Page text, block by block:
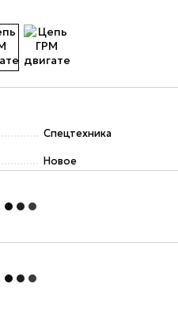
Спецтехника
Новое